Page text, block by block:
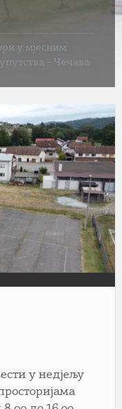
у мјесним
– Чечава
у недјељу